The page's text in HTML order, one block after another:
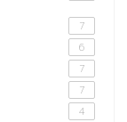
7
6
7
7
4